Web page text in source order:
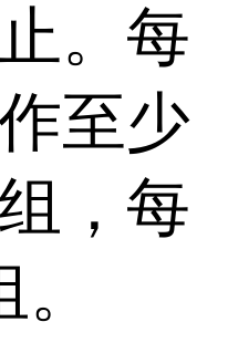
。每
至少
，每